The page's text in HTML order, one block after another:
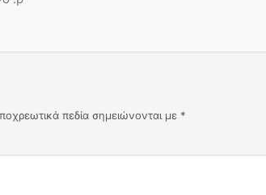
πεδία σημειώνονται με *